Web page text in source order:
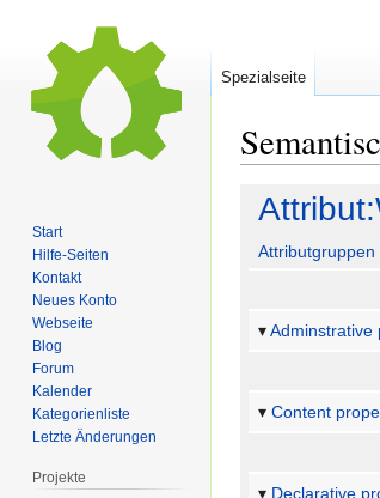
Navigation
springen
Suche
springen
Attributgruppen
Adminstrative
Content
Declarative
Spezialseite
Start
Hilfe-Seiten
Kontakt
Neues Konto
Webseite
Blog
Forum
Kalender
Kategorienliste
Letzte Änderungen
Projekte